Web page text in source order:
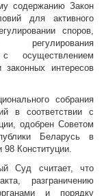
содержанию Закон
для активного
споров,
регулирования
осуществлением
интересов
собрания
в соответствии с
одобрен Советом
Беларусь в
98 Конституции.
Суд считает, что
разграничению
и порядку